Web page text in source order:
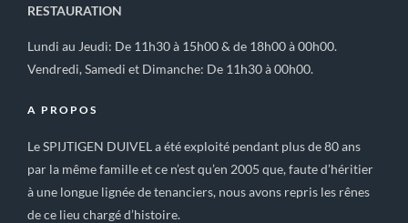
RESTAURATION
Lundi au Jeudi: De 11h30 à 15h00 & de 18h00 à 00h00.
Vendredi, Samedi et Dimanche: De 11h30 à 00h00.
A PROPOS
Le SPIJTIGEN DUIVEL a été exploité pendant plus de 80 ans
par la même famille et ce n’est qu’en 2005 que, faute d’héritier
à une longue lignée de tenanciers, nous avons repris les rênes
de ce lieu chargé d’histoire.